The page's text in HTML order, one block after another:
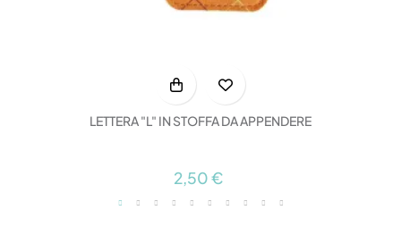
LETTERA "L" IN STOFFA DA APPENDERE
2,50 €